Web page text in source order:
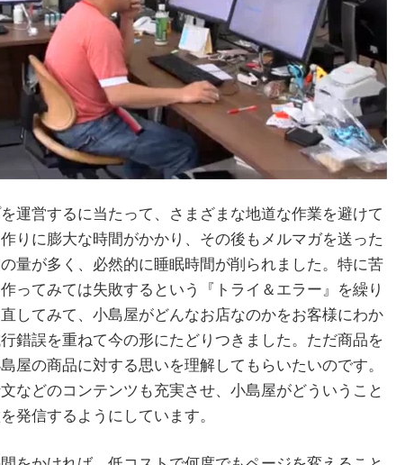
運営するに当たって、さまざまな地道な作業を避けて
りに膨大な時間がかかり、その後もメルマガを送った
量が多く、必然的に睡眠時間が削られました。特に苦
ってみては失敗するという『トライ＆エラー』を繰り
してみて、小島屋がどんなお店なのかをお客様にわか
錯誤を重ねて今の形にたどりつきました。ただ商品を
屋の商品に対する思いを理解してもらいたいのです。
などのコンテンツも充実させ、小島屋がどういうこと
発信するようにしています。